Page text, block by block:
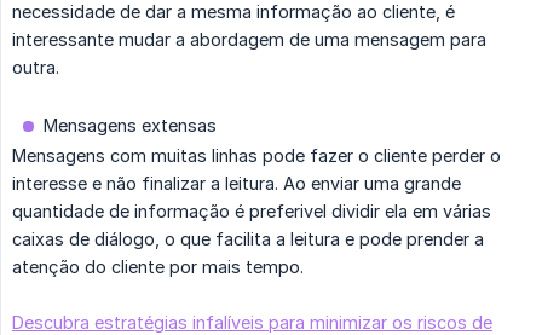
necessidade de dar a mesma informação ao cliente, é
interessante mudar a abordagem de uma mensagem para
outra.
Mensagens extensas
Mensagens com muitas linhas pode fazer o cliente perder o
interesse e não finalizar a leitura. Ao enviar uma grande
quantidade de informação é preferivel dividir ela em várias
caixas de diálogo, o que facilita a leitura e pode prender a
atenção do cliente por mais tempo.
Descubra estratégias infalíveis para minimizar os riscos de